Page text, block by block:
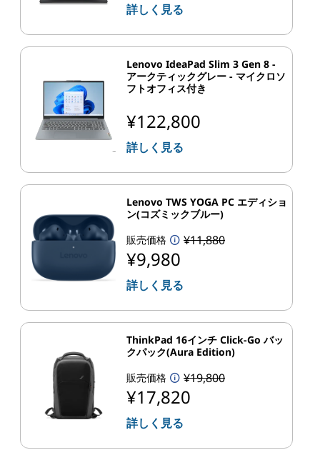
詳しく見る
Lenovo IdeaPad Slim 3 Gen 8 -
アークティックグレー - マイクロソ
フトオフィス付き
¥122,800
詳しく見る
Lenovo TWS YOGA PC エディショ
ン(コズミックブルー)
販売価格
¥11,880
¥9,980
詳しく見る
ThinkPad 16インチ Click-Go バッ
クパック(Aura Edition)
販売価格
¥19,800
¥17,820
詳しく見る